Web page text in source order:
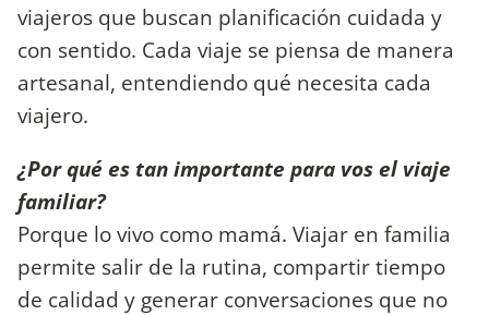
viajeros que buscan planificación cuidada y
con sentido. Cada viaje se piensa de manera
artesanal, entendiendo qué necesita cada
viajero.
¿Por qué es tan importante para vos el viaje
familiar?
Porque lo vivo como mamá. Viajar en familia
permite salir de la rutina, compartir tiempo
de calidad y generar conversaciones que no